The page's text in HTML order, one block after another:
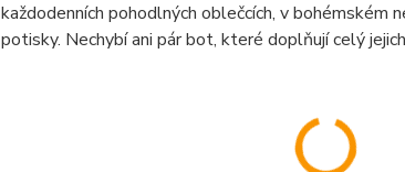
každodenních pohodlných oblečcích, v
potisky. Nechybí ani pár bot, které doplňují celý